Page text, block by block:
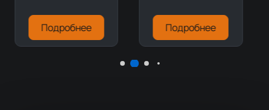
Подробнее Подробнее